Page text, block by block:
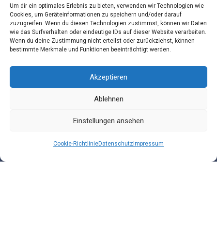
Um dir ein optimales Erlebnis zu bieten, verwenden wir Technologien wie
Cookies, um Geräteinformationen zu speichern und/oder darauf
zuzugreifen. Wenn du diesen Technologien zustimmst, können wir Daten
wie das Surfverhalten oder eindeutige IDs auf dieser Website verarbeiten.
Wenn du deine Zustimmung nicht erteilst oder zurückziehst, können
bestimmte Merkmale und Funktionen beeinträchtigt werden.
Akzeptieren
Ablehnen
Einstellungen ansehen
Cookie-RichtlinieDatenschutz Impressum
Datenschutz